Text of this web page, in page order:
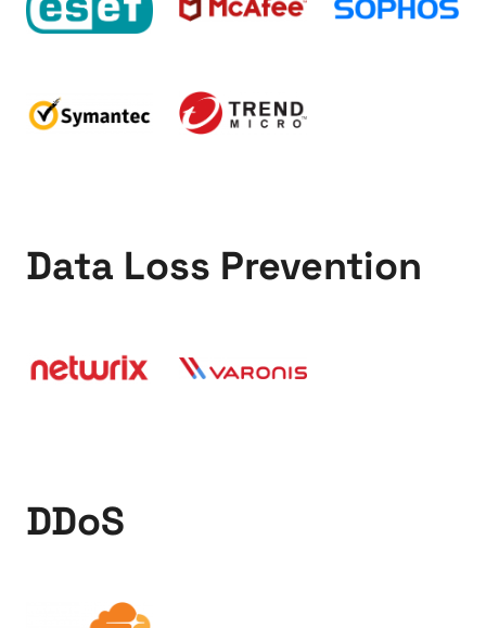
Data Loss Prevention
DDoS